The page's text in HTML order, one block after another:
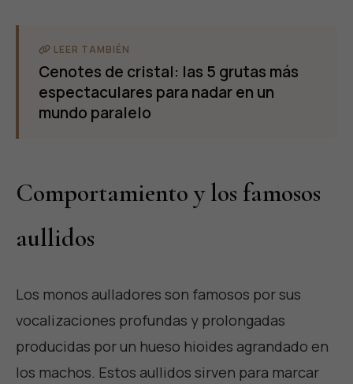
LEER TAMBIÉN
Cenotes de cristal: las 5 grutas más
espectaculares para nadar en un
mundo paralelo
Comportamiento y los famosos
aullidos
Los monos aulladores son famosos por sus
vocalizaciones profundas y prolongadas
producidas por un hueso hioides agrandado en
los machos. Estos aullidos sirven para marcar